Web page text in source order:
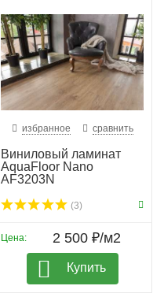
избранное сравнить
Виниловый ламинат
AquaFloor Nano
AF3203N
(3)
Цена: 2 500 ₽/м2
Купить